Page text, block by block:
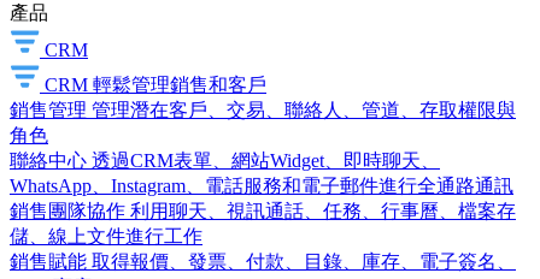
產品
CRM
CRM 輕鬆管理銷售和客戶
銷售管理 管理潛在客戶、交易、聯絡人、管道、存取權限與
角色
聯絡中心 透過CRM表單、網站Widget、即時聊天、
WhatsApp、Instagram、電話服務和電子郵件進行全通路通訊
銷售團隊協作 利用聊天、視訊通話、任務、行事曆、檔案存
儲、線上文件進行工作
銷售賦能 取得報價、發票、付款、目錄、庫存、電子簽名、